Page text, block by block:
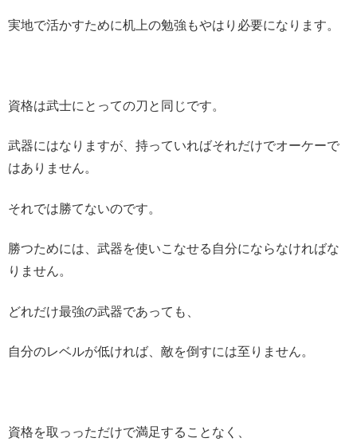
実地で活かすために机上の勉強もやはり必要になります。
資格は武士にとっての刀と同じです。
武器にはなりますが、持っていればそれだけでオーケーで
はありません。
それでは勝てないのです。
勝つためには、武器を使いこなせる自分にならなければな
りません。
どれだけ最強の武器であっても、
自分のレベルが低ければ、敵を倒すには至りません。
資格を取っっただけで満足することなく、